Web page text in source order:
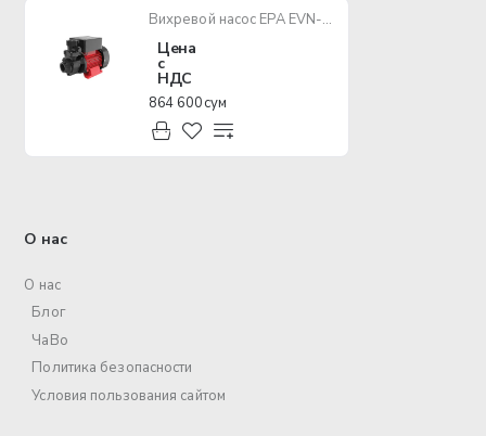
Вихревой насос EPA EVN-A/QB60
Цена
с
НДС
864 600 сум
О нас
О нас
Блог
ЧаВо
Политика безопасности
Условия пользования сайтом